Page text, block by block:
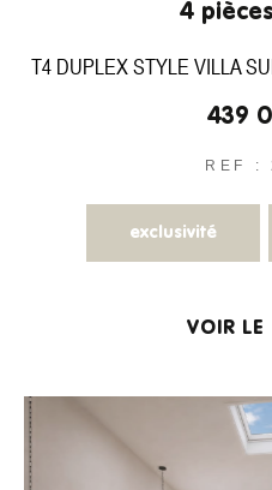
4
T4 DUPLEX STYLE VILLA
439
REF :
exclusivité
VOIR LE